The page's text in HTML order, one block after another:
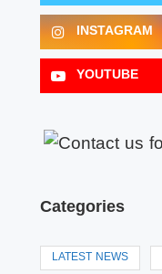
INSTAGRAM
YOUTUBE
Categories
LATEST NEWS